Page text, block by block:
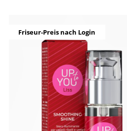
Friseur-Preis nach Login